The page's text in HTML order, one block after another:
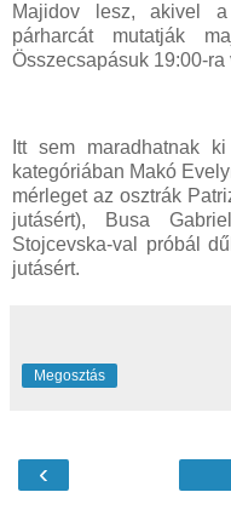
Majidov lesz, akivel
párharcát mutatják
Összecsapásuk 19:00-ra
Itt sem maradhatnak
kategóriában Makó
mérleget az osztrák
jutásért), Busa
Stojcevska-val próbál
jutásért.
Megosztás
‹